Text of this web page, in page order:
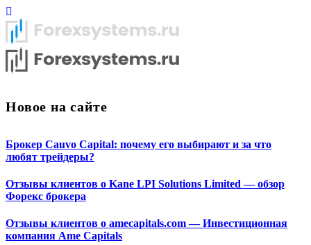
Новое на сайте
Брокер Cauvo Capital: почему его выбирают и за что
любят трейдеры?
Отзывы клиентов о Kane LPI Solutions Limited — обзор
Форекс брокера
Отзывы клиентов о amecapitals.com — Инвестиционная
компания Ame Capitals